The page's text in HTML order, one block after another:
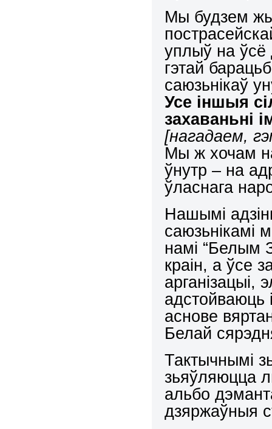
Мы будзем
уплыў на
гэтай
саюзьнікаў
Усе іншыя
захаваньні
[нагадаем,
Мы ж хочам
ўнутр – на
ўласнага
Нашымі
саюзьнікамі
намі “Белым
краін, а ўсе
арганізацыі,
аснове
Белай
Тактычнымі
зьяўляюцца
альбо
дзяржаўныя